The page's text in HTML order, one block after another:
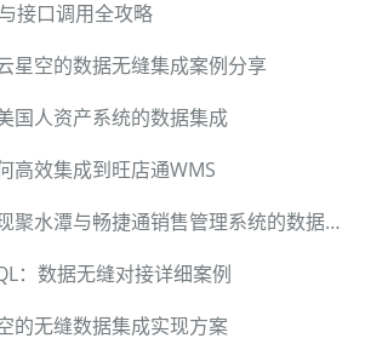
接口调用全攻略
星空的数据无缝集成案例分享
国人资产系统的数据集成
高效集成到旺店通WMS
如何利用轻易云实现聚水潭与畅捷通销售管理系统的数据对接
：数据无缝对接详细案例
的无缝数据集成实现方案